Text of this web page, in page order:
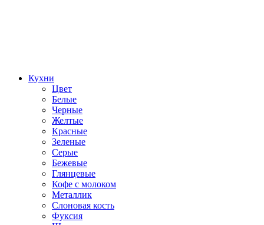
Кухни
Цвет
Белые
Черные
Желтые
Красные
Зеленые
Серые
Бежевые
Глянцевые
Кофе с молоком
Металлик
Слоновая кость
Фуксия